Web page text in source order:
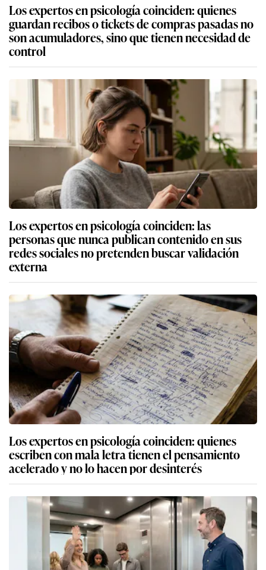
Los expertos en psicología coinciden: quienes
guardan recibos o tickets de compras pasadas no
son acumuladores, sino que tienen necesidad de
control
Los expertos en psicología coinciden: las
personas que nunca publican contenido en sus
redes sociales no pretenden buscar validación
externa
Los expertos en psicología coinciden: quienes
escriben con mala letra tienen el pensamiento
acelerado y no lo hacen por desinterés